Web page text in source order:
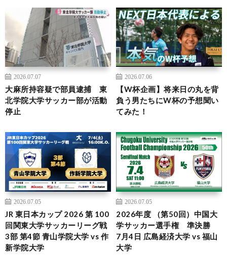
2026.07.07
大麻所持容疑で部員逮捕 東
北学院大学サッカー部が活動
停止
2026.07.06
【W杯企画】将来日の丸を背
負う男たちにW杯の予想聞い
てみた！
2026.07.05
JR 東日本カップ 2026 第 100
回関東大学サッカーリーグ戦
3部 第4節 青山学院大学 vs 作
新学院大学
2026.07.05
2026年度 （第50回）中国大
学サッカー選手権 準決勝
7月4日 広島経済大学 vs 福山
大学